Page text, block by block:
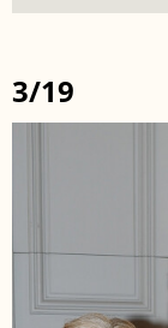
3/19